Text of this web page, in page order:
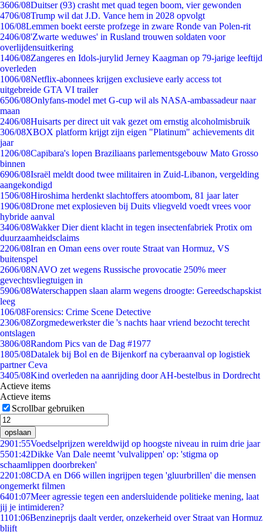
3606/08Duitser (93) crasht met quad tegen boom, vier gewonden
4706/08Trump wil dat J.D. Vance hem in 2028 opvolgt
106/08Lemmen boekt eerste profzege in zware Ronde van Polen-rit
2406/08'Zwarte weduwes' in Rusland trouwen soldaten voor
overlijdensuitkering
1406/08Zangeres en Idols-jurylid Jerney Kaagman op 79-jarige leeftijd
overleden
1006/08Netflix-abonnees krijgen exclusieve early access tot
uitgebreide GTA VI trailer
6506/08Onlyfans-model met G-cup wil als NASA-ambassadeur naar
maan
2406/08Huisarts per direct uit vak gezet om ernstig alcoholmisbruik
306/08XBOX platform krijgt zijn eigen "Platinum" achievements dit
jaar
1206/08Capibara's lopen Braziliaans parlementsgebouw Mato Grosso
binnen
6906/08Israël meldt dood twee militairen in Zuid-Libanon, vergelding
aangekondigd
1506/08Hiroshima herdenkt slachtoffers atoombom, 81 jaar later
1906/08Drone met explosieven bij Duits vliegveld voedt vrees voor
hybride aanval
3406/08Wakker Dier dient klacht in tegen insectenfabriek Protix om
duurzaamheidsclaims
2206/08Iran en Oman eens over route Straat van Hormuz, VS
buitenspel
2606/08NAVO zet wegens Russische provocatie 250% meer
gevechtsvliegtuigen in
5906/08Waterschappen slaan alarm wegens droogte: Gereedschapskist
leeg
106/08Forensics: Crime Scene Detective
2306/08Zorgmedewerkster die 's nachts haar vriend bezocht terecht
ontslagen
3806/08Random Pics van de Dag #1977
1805/08Datalek bij Bol en de Bijenkorf na cyberaanval op logistiek
partner Ceva
3405/08Kind overleden na aanrijding door AH-bestelbus in Dordrecht
Actieve items
Actieve items
Scrollbar gebruiken
opslaan
2901:55Voedselprijzen wereldwijd op hoogste niveau in ruim drie jaar
5501:42Dikke Van Dale neemt 'vulvalippen' op: 'stigma op
schaamlippen doorbreken'
2201:08CDA en D66 willen ingrijpen tegen 'gluurbrillen' die mensen
ongemerkt filmen
6401:07Meer agressie tegen een andersluidende politieke mening, laat
jij je intimideren?
1101:06Benzineprijs daalt verder, onzekerheid over Straat van Hormuz
blijft